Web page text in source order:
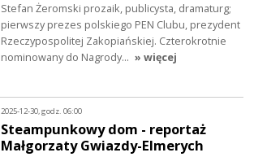
Stefan Żeromski prozaik, publicysta, dramaturg;
pierwszy prezes polskiego PEN Clubu, prezydent
Rzeczypospolitej Zakopiańskiej. Czterokrotnie
nominowany do Nagrody… » więcej
2025-12-30, godz. 06:00
Steampunkowy dom - reportaż
Małgorzaty Gwiazdy-Elmerych